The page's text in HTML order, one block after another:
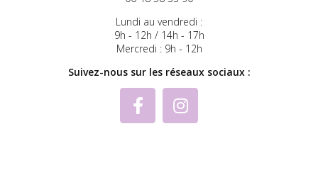
Lundi au vendredi :
9h - 12h / 14h - 17h
Mercredi : 9h - 12h
Suivez-nous sur les réseaux sociaux :